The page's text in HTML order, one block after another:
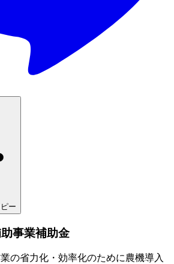
ー
事業補助金
の省力化・効率化のために農機導入